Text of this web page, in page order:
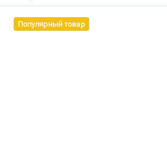
Популярный товар